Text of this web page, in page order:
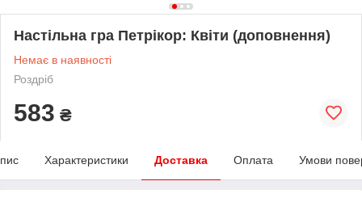
Настільна гра Петрікор: Квіти (доповнення)
Немає в наявності
Роздріб
583 ₴
Характеристики Доставка Оплата Умови